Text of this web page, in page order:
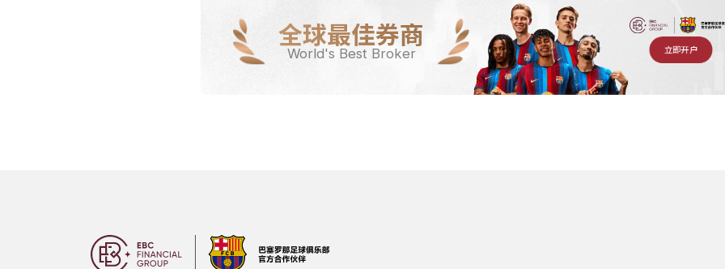
全球最佳券商
World's Best Broker 立即开户